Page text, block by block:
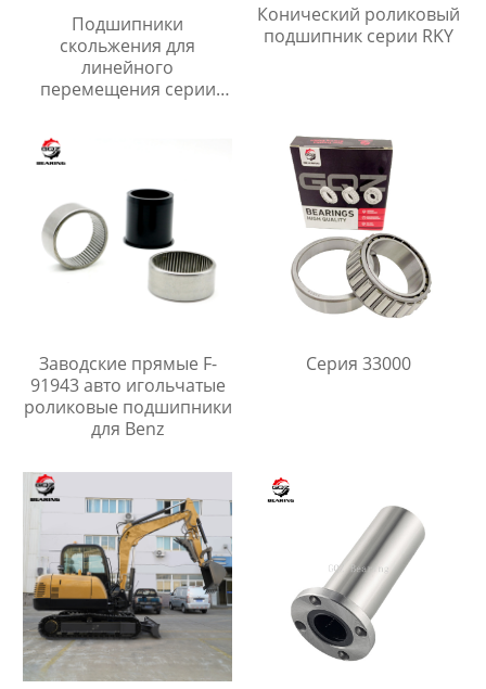
Подшипники
скольжения для
линейного
перемещения серии
Конический роликовый
подшипник серии RKY
Заводские прямые F-
91943 авто игольчатые
роликовые подшипники
для Benz
Серия 33000